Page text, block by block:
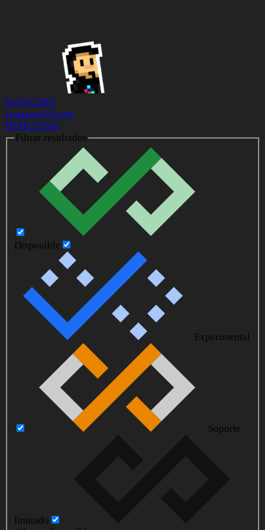
MANZ.DEV
LenguajeJS.com
HTMLCSSJS
Filtrar resultados
Disponible
Experimental
Soporte
limitado